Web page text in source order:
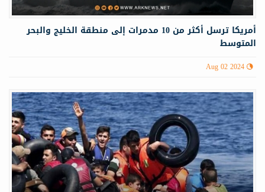
أمريكا ترسل أكثر من 10 مدمرات إلى منطقة الخليج والبحر
المتوسط
Aug 02 2024